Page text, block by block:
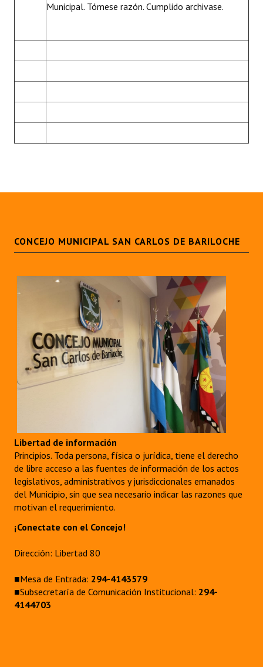
Municipal. Tómese razón. Cumplido archivase.
CONCEJO MUNICIPAL SAN CARLOS DE BARILOCHE
Libertad de información
Principios. Toda persona, física o jurídica, tiene el derecho
de libre acceso a las fuentes de información de los actos
legislativos, administrativos y jurisdiccionales emanados
del Municipio, sin que sea necesario indicar las razones que
motivan el requerimiento.
¡Conectate con el Concejo!
Dirección: Libertad 80
■Mesa de Entrada: 294-4143579
■Subsecretaría de Comunicación Institucional: 294-
4144703